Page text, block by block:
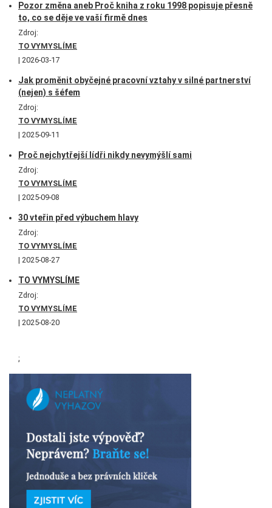
Pozor změna aneb Proč kniha z roku 1998 popisuje přesně
to, co se děje ve vaší firmě dnes
Zdroj:
TO VYMYSLÍME
2026-03-17
Jak proměnit obyčejné pracovní vztahy v silné partnerství
(nejen) s šéfem
Zdroj:
TO VYMYSLÍME
2025-09-11
Proč nejchytřejší lídři nikdy nevymýšlí sami
Zdroj:
TO VYMYSLÍME
2025-09-08
30 vteřin před výbuchem hlavy
Zdroj:
TO VYMYSLÍME
2025-08-27
TO VYMYSLÍME
Zdroj:
TO VYMYSLÍME
2025-08-20
;